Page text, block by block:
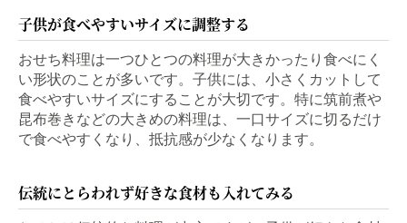
子供が食べやすいサイズに調整する
おせち料理は一つひとつの料理が大きかったり食べにく
い形状のことが多いです。子供には、小さくカットして
食べやすいサイズにすることが大切です。特に筑前煮や
昆布巻きなどの大きめの料理は、一口サイズに切るだけ
で食べやすくなり、抵抗感が少なくなります。
伝統にとらわれず好きな食材も入れてみる